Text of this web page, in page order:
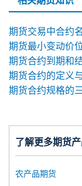
了解更多期货
农产品期货
期货交易中合约
期货最小变动价
期货合约到期和
期货合约的定义
期货合约规格的